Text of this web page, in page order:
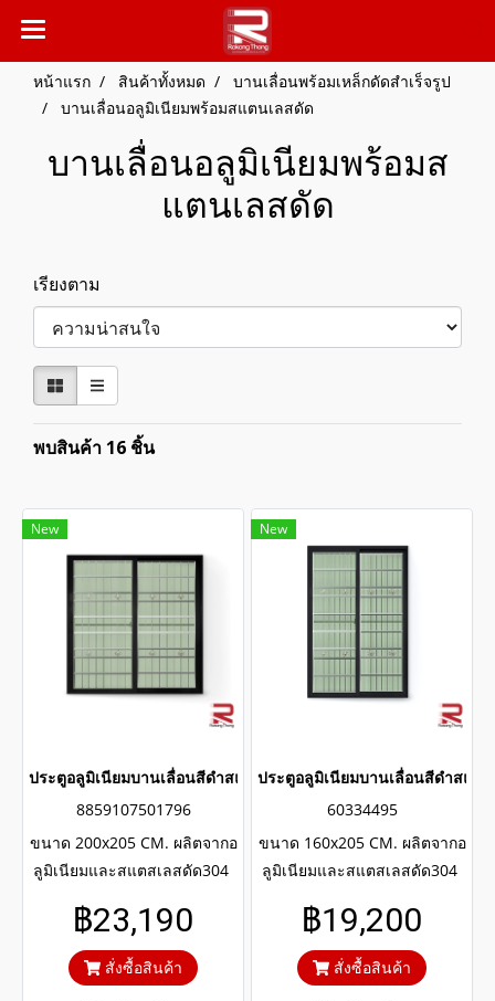
หน้าแรก สินค้าทั้งหมด
บานเลื่อนพร้อมเหล็กดัดสำเร็จรูป
บานเลื่อนอลูมิเนียมพร้อมสแตนเลสดัด
บานเลื่อนอลูมิเนียมพร้อมส
แตนเลสดัด
เรียงตาม
พบสินค้า 16 ชิ้น
New
ประตูอลูมิเนียมบานเลื่อนสีดำสแตนเลสดัด winking
8859107501796
ขนาด 200x205 CM. ผลิตจากอ
ลูมิเนียมและสแตสเลสดัด304
เกิดสนิมตลอดอายุการใช้งาน
กระจกสีเขียวใสตัดแสงป้องกัน
ความร้อนและรังสียูวี
฿23,190
สั่งซื้อสินค้า
New
ประตูอลูมิเนียมบานเลื่อนสีดำสแต
60334495
ขนาด 160x205 CM. ผลิตจากอ
ลูมิเนียมและสแตสเลสดัด304
เกิดสนิมตลอดอายุการใช้งาน
กระจกสีเขียวใสตัดแสงป้องกัน
ความร้อนและรังสียูวี
฿19,200
สั่งซื้อสินค้า